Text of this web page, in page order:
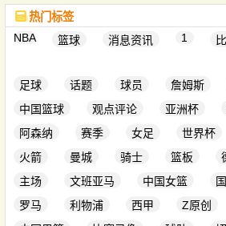
热门标签
NBA
篮球 消息资讯 1
足球
话题 球员 詹姆斯
中国篮球
观点评论 亚洲杯
阿森纳
赛季 女足 世界杯
火箭
曼城 骑士 篮板
主场
文班亚马 中国女篮
罗马
利物浦 西甲 Z原创